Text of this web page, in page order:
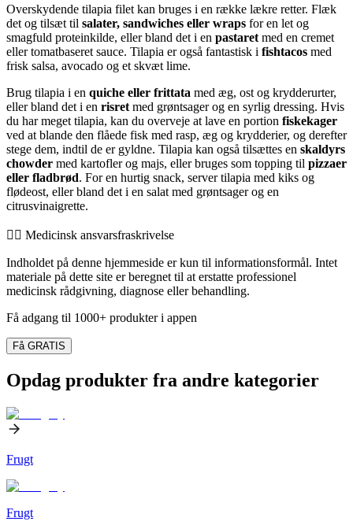
Overskydende tilapia filet kan bruges i en række lækre retter. Flæk
det og tilsæt til salater, sandwiches eller wraps for en let og
smagfuld proteinkilde, eller bland det i en pastaret med en cremet
eller tomatbaseret sauce. Tilapia er også fantastisk i fishtacos med
frisk salsa, avocado og et skvæt lime.
Brug tilapia i en quiche eller frittata med æg, ost og krydderurter,
eller bland det i en risret med grøntsager og en syrlig dressing. Hvis
du har meget tilapia, kan du overveje at lave en portion fiskekager
ved at blande den flåede fisk med rasp, æg og krydderier, og derefter
stege dem, indtil de er gyldne. Tilapia kan også tilsættes en skaldyrs
chowder med kartofler og majs, eller bruges som topping til pizzaer
eller fladbrød. For en hurtig snack, server tilapia med kiks og
flødeost, eller bland det i en salat med grøntsager og en
citrusvinaigrette.
👨‍⚕️️ Medicinsk ansvarsfraskrivelse
Indholdet på denne hjemmeside er kun til informationsformål. Intet
materiale på dette site er beregnet til at erstatte professionel
medicinsk rådgivning, diagnose eller behandling.
Få adgang til 1000+ produkter i appen
Få GRATIS
Opdag produkter fra andre kategorier
Frugt
Frugt